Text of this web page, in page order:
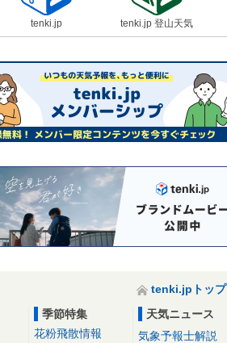
tenki.jp tenki.jp 登山天気
tenki.jpトップ
季節特集
花粉飛散情報
天気ニュース
気象予報士解説